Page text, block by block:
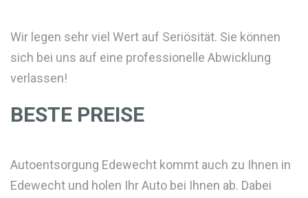
Wir legen sehr viel Wert auf Seriösität. Sie können
sich bei uns auf eine professionelle Abwicklung
verlassen!
BESTE PREISE
Autoentsorgung Edewecht kommt auch zu Ihnen in
Edewecht und holen Ihr Auto bei Ihnen ab. Dabei